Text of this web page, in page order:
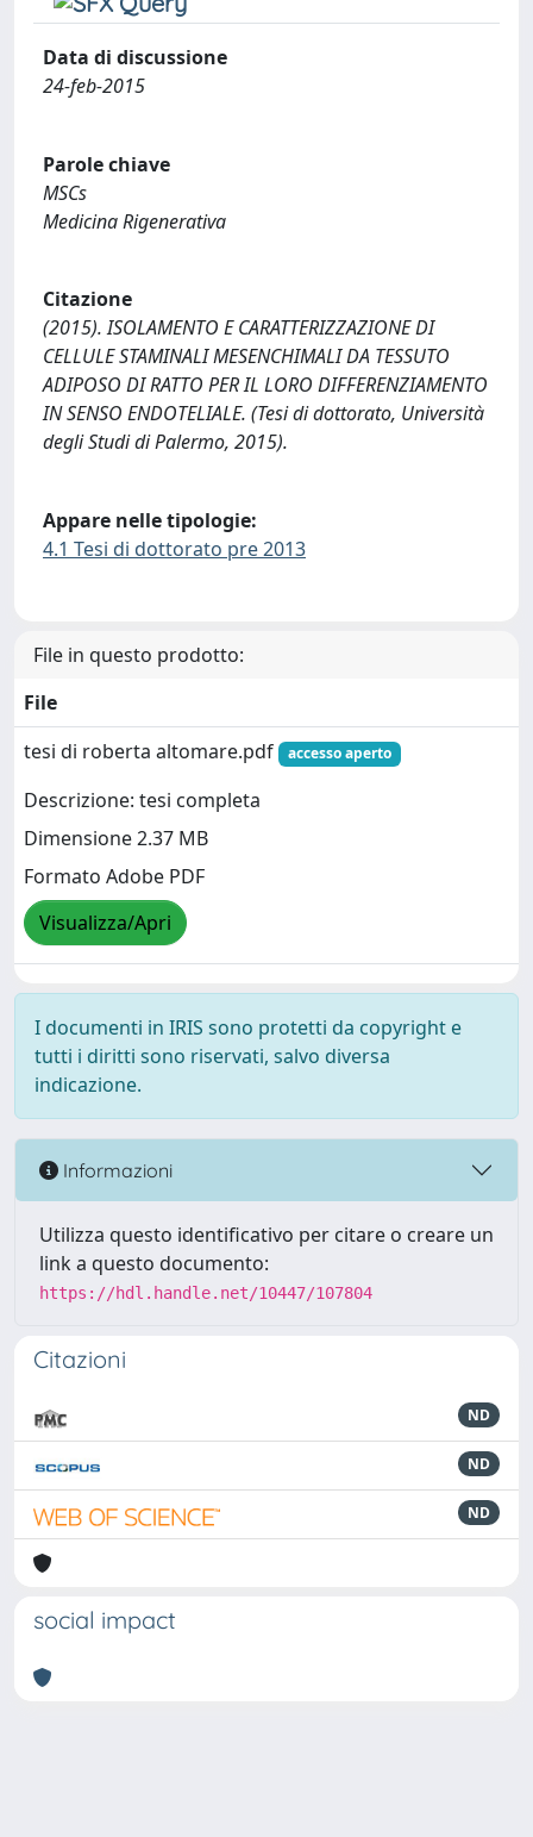
Data di discussione
24-feb-2015
Parole chiave
MSCs
Medicina Rigenerativa
Citazione
(2015). ISOLAMENTO E CARATTERIZZAZIONE DI
CELLULE STAMINALI MESENCHIMALI DA TESSUTO
ADIPOSO DI RATTO PER IL LORO DIFFERENZIAMENTO
IN SENSO ENDOTELIALE. (Tesi di dottorato, Università
degli Studi di Palermo, 2015).
Appare nelle tipologie:
4.1 Tesi di dottorato pre 2013
File in questo prodotto:
File
tesi di roberta altomare.pdf
accesso aperto
Descrizione: tesi completa
Dimensione 2.37 MB
Formato Adobe PDF
Visualizza/Apri
I documenti in IRIS sono protetti da copyright e
tutti i diritti sono riservati, salvo diversa
indicazione.
Informazioni
Utilizza questo identificativo per citare o creare un
link a questo documento:
https://hdl.handle.net/10447/107804
Citazioni
ND
ND
ND
social impact